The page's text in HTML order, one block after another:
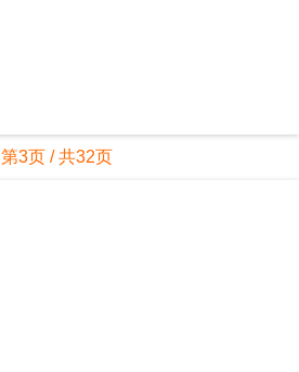
第3页 / 共32页